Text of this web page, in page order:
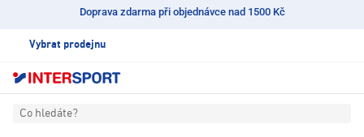
Doprava zdarma při objednávce nad 1500 Kč
Vybrat prodejnu
Co hledáte?